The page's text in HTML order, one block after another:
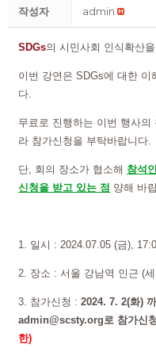
작성자 admin
SDGs의 시민사회 인식확산
이번 강연은 SDGs에 대한 이
다.
무료로 진행하는 이번 행사
라 참가신청을 부탁바랍니다.
단, 회의 장소가 협소해 참석
신청을 받고 있는 점 양해 바
1. 일시 : 2024.07.05 (금),
2. 장소 : 서울 강남역 인근 (
3. 참가신청 : 2024. 7. 2(화)
admin@scsty.org로 참가신
한)